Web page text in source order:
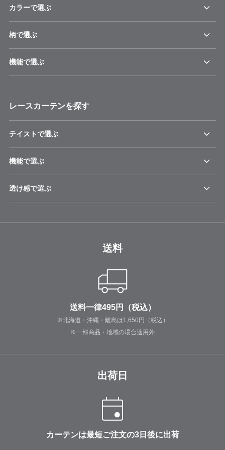
カラーで選ぶ
柄で選ぶ
機能で選ぶ
レースカーテンを探す
テイストで選ぶ
機能で選ぶ
透け感で選ぶ
送料
送料一律495円（税込）
※北海道・沖縄・離島は1,650円（税込）
※一部商品・地域の場合適用外
出荷日
カーテンは最短ご注文の3日後に出荷